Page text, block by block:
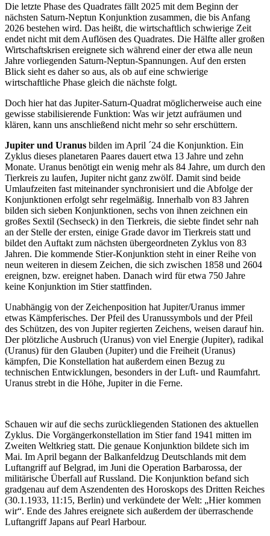
Die letzte Phase des Quadrates fällt 2025 mit dem Beginn der
nächsten Saturn-Neptun Konjunktion zusammen, die bis Anfang
2026 bestehen wird. Das heißt, die wirtschaftlich schwierige Zeit
endet nicht mit dem Auflösen des Quadrates. Die Hälfte aller großen
Wirtschaftskrisen ereignete sich während einer der etwa alle neun
Jahre vorliegenden Saturn-Neptun-Spannungen. Auf den ersten
Blick sieht es daher so aus, als ob auf eine schwierige
wirtschaftliche Phase gleich die nächste folgt.
Doch hier hat das Jupiter-Saturn-Quadrat möglicherweise auch eine
gewisse stabilisierende Funktion: Was wir jetzt aufräumen und
klären, kann uns anschließend nicht mehr so sehr erschüttern.
Jupiter und Uranus bilden im April ´24 die Konjunktion. Ein
Zyklus dieses planetaren Paares dauert etwa 13 Jahre und zehn
Monate. Uranus benötigt ein wenig mehr als 84 Jahre, um durch den
Tierkreis zu laufen, Jupiter nicht ganz zwölf. Damit sind beide
Umlaufzeiten fast miteinander synchronisiert und die Abfolge der
Konjunktionen erfolgt sehr regelmäßig. Innerhalb von 83 Jahren
bilden sich sieben Konjunktionen, sechs von ihnen zeichnen ein
großes Sextil (Sechseck) in den Tierkreis, die siebte findet sehr nah
an der Stelle der ersten, einige Grade davor im Tierkreis statt und
bildet den Auftakt zum nächsten übergeordneten Zyklus von 83
Jahren. Die kommende Stier-Konjunktion steht in einer Reihe von
neun weiteren in diesem Zeichen, die sich zwischen 1858 und 2604
ereignen, bzw. ereignet haben. Danach wird für etwa 750 Jahre
keine Konjunktion im Stier stattfinden.
Unabhängig von der Zeichenposition hat Jupiter/Uranus immer
etwas Kämpferisches. Der Pfeil des Uranussymbols und der Pfeil
des Schützen, des von Jupiter regierten Zeichens, weisen darauf hin.
Der plötzliche Ausbruch (Uranus) von viel Energie (Jupiter), radikal
(Uranus) für den Glauben (Jupiter) und die Freiheit (Uranus)
kämpfen, Die Konstellation hat außerdem einen Bezug zu
technischen Entwicklungen, besonders in der Luft- und Raumfahrt.
Uranus strebt in die Höhe, Jupiter in die Ferne.
Schauen wir auf die sechs zurückliegenden Stationen des aktuellen
Zyklus. Die Vorgängerkonstellation im Stier fand 1941 mitten im
Zweiten Weltkrieg statt. Die genaue Konjunktion bildete sich im
Mai. Im April begann der Balkanfeldzug Deutschlands mit dem
Luftangriff auf Belgrad, im Juni die Operation Barbarossa, der
militärische Überfall auf Russland. Die Konjunktion befand sich
gradgenau auf dem Aszendenten des Horoskops des Dritten Reiches
(30.1.1933, 11:15, Berlin) und verkündete der Welt: „Hier kommen
wir“. Ende des Jahres ereignete sich außerdem der überraschende
Luftangriff Japans auf Pearl Harbour.